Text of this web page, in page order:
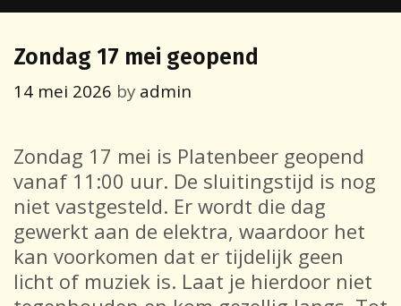
Zondag 17 mei geopend
14 mei 2026 by admin
Zondag 17 mei is Platenbeer geopend
vanaf 11:00 uur. De sluitingstijd is nog
niet vastgesteld. Er wordt die dag
gewerkt aan de elektra, waardoor het
kan voorkomen dat er tijdelijk geen
licht of muziek is. Laat je hierdoor niet